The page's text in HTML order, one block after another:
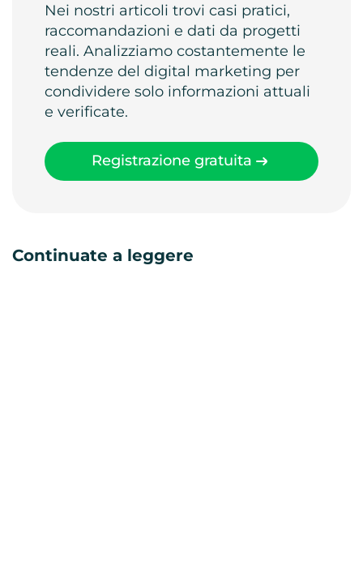
Nei nostri articoli trovi casi pratici,
raccomandazioni e dati da progetti
reali. Analizziamo costantemente le
tendenze del digital marketing per
condividere solo informazioni attuali
e verificate.
Registrazione gratuita
Continuate a leggere